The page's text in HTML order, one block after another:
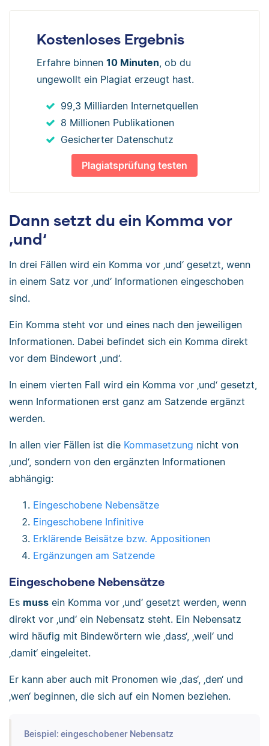
Kostenloses Ergebnis
Erfahre binnen 10 Minuten, ob du
ungewollt ein Plagiat erzeugt hast.
99,3 Milliarden Internetquellen
8 Millionen Publikationen
Gesicherter Datenschutz
Plagiatsprüfung testen
Dann setzt du ein Komma vor
‚und‘
In drei Fällen wird ein Komma vor ‚und‘ gesetzt, wenn
in einem Satz vor ‚und‘ Informationen eingeschoben
sind.
Ein Komma steht vor und eines nach den jeweiligen
Informationen. Dabei befindet sich ein Komma direkt
vor dem Bindewort ‚und‘.
In einem vierten Fall wird ein Komma vor ‚und‘ gesetzt,
wenn Informationen erst ganz am Satzende ergänzt
werden.
In allen vier Fällen ist die Kommasetzung nicht von
‚und‘, sondern von den ergänzten Informationen
abhängig:
Eingeschobene Nebensätze
Eingeschobene Infinitive
Erklärende Beisätze bzw. Appositionen
Ergänzungen am Satzende
Eingeschobene Nebensätze
Es muss ein Komma vor ‚und‘ gesetzt werden, wenn
direkt vor ‚und‘ ein Nebensatz steht. Ein Nebensatz
wird häufig mit Bindewörtern wie ‚dass‘, ‚weil‘ und
‚damit‘ eingeleitet.
Er kann aber auch mit Pronomen wie ‚das‘, ‚den‘ und
‚wen‘ beginnen, die sich auf ein Nomen beziehen.
Beispiel: eingeschobener Nebensatz